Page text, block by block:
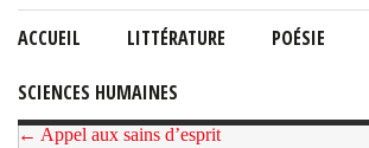
ACCUEIL LITTÉRATURE POÉSIE
SCIENCES HUMAINES
← Appel aux sains d’esprit